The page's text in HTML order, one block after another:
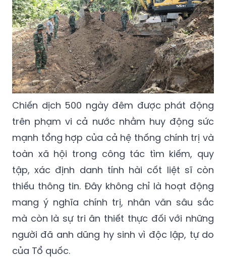
Chiến dịch 500 ngày đêm được phát động
trên phạm vi cả nước nhằm huy động sức
mạnh tổng hợp của cả hệ thống chính trị và
toàn xã hội trong công tác tìm kiếm, quy
tập, xác định danh tính hài cốt liệt sĩ còn
thiếu thông tin. Đây không chỉ là hoạt động
mang ý nghĩa chính trị, nhân văn sâu sắc
mà còn là sự tri ân thiết thực đối với những
người đã anh dũng hy sinh vì độc lập, tự do
của Tổ quốc.